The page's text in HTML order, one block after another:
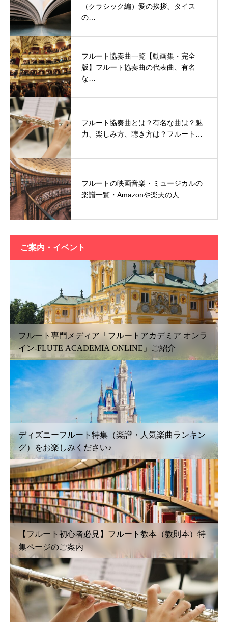
（クラシック編）愛の挨拶、タイス
の…
フルート協奏曲一覧【動画集・完全
版】フルート協奏曲の代表曲、有名
な…
フルート協奏曲とは？有名な曲は？魅
力、楽しみ方、聴き方は？フルート…
フルートの映画音楽・ミュージカルの
楽譜一覧・Amazonや楽天の人…
ご案内・イベント
フルート専門メディア「フルートアカデミア オンラ
イン-FLUTE ACADEMIA ONLINE」ご紹介
ディズニーフルート特集（楽譜・人気楽曲ランキン
グ）をお楽しみください♪
【フルート初心者必見】フルート教本（教則本）特
集ページのご案内